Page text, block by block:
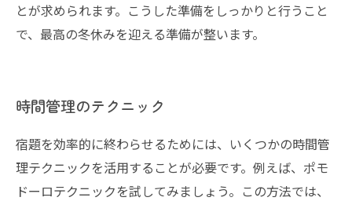
とが求められます。こうした準備をしっかりと行うこと
で、最高の冬休みを迎える準備が整います。
時間管理のテクニック
宿題を効率的に終わらせるためには、いくつかの時間管
理テクニックを活用することが必要です。例えば、ポモ
ドーロテクニックを試してみましょう。この方法では、